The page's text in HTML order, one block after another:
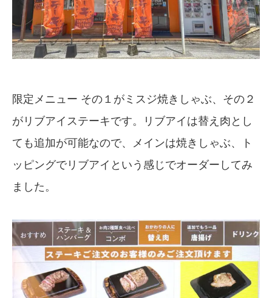
限定メニュー その１がミスジ焼きしゃぶ、その２
がリブアイステーキです。リブアイは替え肉とし
ても追加が可能なので、メインは焼きしゃぶ、ト
ッピングでリブアイという感じでオーダーしてみ
ました。